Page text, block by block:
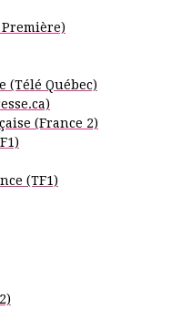
(Télé Québec)
(France 2)
(TF1)